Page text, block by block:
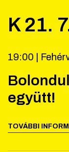
K 21. 7
19:00 |
együtt!
TOVÁBBI